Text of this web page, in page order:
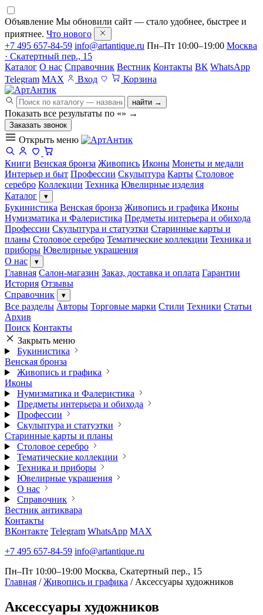
Объявление Мы обновили сайт — стало удобнее, быстрее и
приятнее. Что нового
+7 495 657-84-59 info@artantique.ru Пн–Пт 10:00–19:00 Москва
· Скатертный пер., 15
Каталог О нас Справочник Вестник Контакты ВК WhatsApp
Telegram MAX Вход Корзина
найти →
Показать все результаты по «» →
Заказать звонок
Открыть меню
Книги Венская бронза Живопись Иконы Монеты и медали
Интерьер и быт Профессии Скульптура Карты Столовое
серебро Коллекции Техника Ювелирные изделия
Каталог
▾
Букинистика Венская бронза Живопись и графика Иконы
Нумизматика и Фалеристика Предметы интерьера и обихода
Профессии Скульптура и статуэтки Старинные карты и
планы Столовое серебро Тематические коллекции Техника и
приборы Ювелирные украшения
О нас
▾
Главная Салон-магазин Заказ, доставка и оплата Гарантии
История Отзывы
Справочник
▾
Все разделы Авторы Торговые марки Стили Техники Статьи
Архив
Поиск Контакты
Закрыть меню
Букинистика
Венская бронза
Живопись и графика
Иконы
Нумизматика и Фалеристика
Предметы интерьера и обихода
Профессии
Скульптура и статуэтки
Старинные карты и планы
Столовое серебро
Тематические коллекции
Техника и приборы
Ювелирные украшения
О нас
Справочник
Вестник антиквара
Контакты
ВКонтакте Telegram WhatsApp MAX
+7 495 657-84-59 info@artantique.ru
Пн–Пт 10:00–19:00 Москва, Скатертный пер., 15
Главная / Живопись и графика / Аксессуары художников
Аксессуары художников